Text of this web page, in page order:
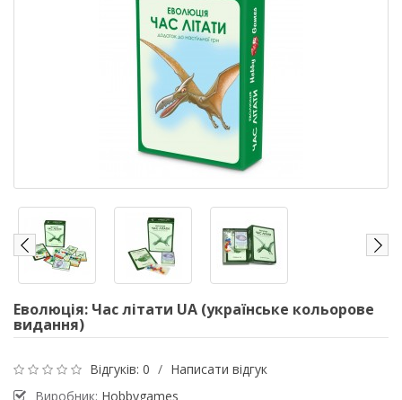
Еволюція: Час літати UA (українське кольорове
видання)
Відгуків: 0 / Написати відгук
Виробник: Hobbygames